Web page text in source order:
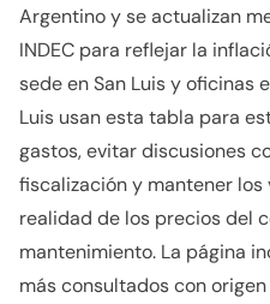
Argentino y se actualizan
INDEC para reflejar la
sede en San Luis y oficinas
Luis usan esta tabla para
gastos, evitar discusiones
fiscalización y mantener los
realidad de los precios del
mantenimiento. La página
más consultados con